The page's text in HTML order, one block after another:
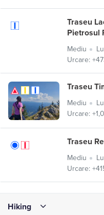
Traseu
Pietrosul
Mediu
Urcare:
Traseu
Mediu
Urcare:
Traseu
Mediu
Urcare:
Hiking